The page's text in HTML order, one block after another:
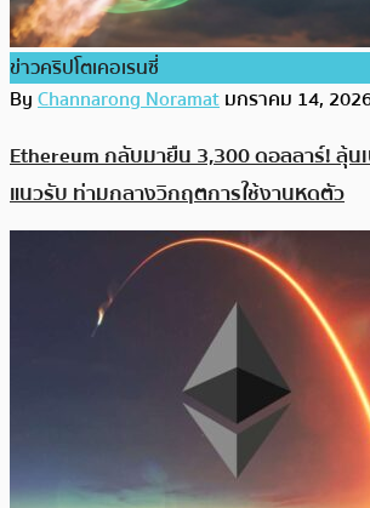
ข่าวคริปโตเคอเรนซี่
ByChannarong Noramatมกราคม 14,
Ethereum กลับมายืน 3,300 ดอลลาร์! ลุ้น
แนวรับ ท่ามกลางวิกฤตการใช้งานหดตัว